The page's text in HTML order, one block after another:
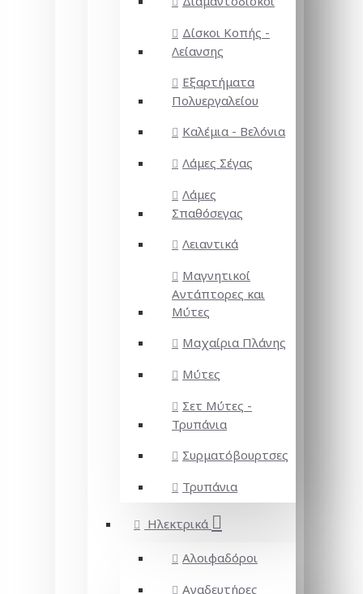
Δίσκοι Κοπής -
Λείανσης
Εξαρτήματα
Πολυεργαλείου
Καλέμια - Βελόνια
Λάμες Σέγας
Λάμες
Σπαθόσεγας
Λειαντικά
Μαγνητικοί
Αντάπτορες και
Μύτες
Μαχαίρια Πλάνης
Μύτες
Σετ Μύτες -
Τρυπάνια
Συρματόβουρτσες
Τρυπάνια
Ηλεκτρικά
Αλοιφαδόροι
Αναδευτήρες